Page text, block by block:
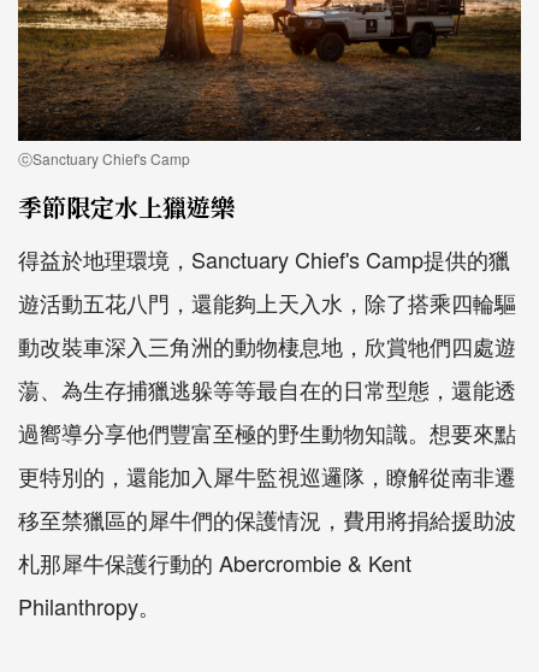
ⓒSanctuary Chief's Camp
季節限定水上獵遊樂
得益於地理環境，Sanctuary Chief's Camp提供的獵
遊活動五花八門，還能夠上天入水，除了搭乘四輪驅
動改裝車深入三角洲的動物棲息地，欣賞牠們四處遊
蕩、為生存捕獵逃躲等等最自在的日常型態，還能透
過嚮導分享他們豐富至極的野生動物知識。想要來點
更特別的，還能加入犀牛監視巡邏隊，瞭解從南非遷
移至禁獵區的犀牛們的保護情況，費用將捐給援助波
札那犀牛保護行動的 Abercrombie & Kent
Philanthropy。